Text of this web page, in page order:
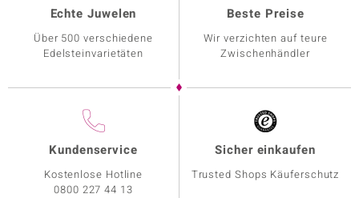
Echte Juwelen
Über 500 verschiedene
Edelsteinvarietäten
Beste Preise
Wir verzichten auf teure
Zwischenhändler
Kundenservice
Kostenlose Hotline
0800 227 44 13
Sicher einkaufen
Trusted Shops Käuferschutz